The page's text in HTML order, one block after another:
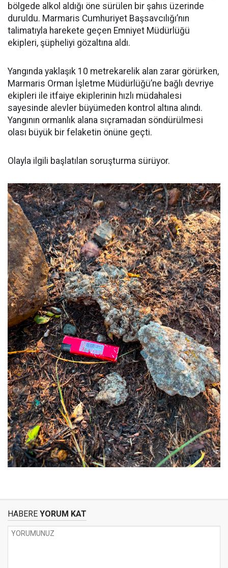
bölgede alkol aldığı öne sürülen bir şahıs üzerinde
duruldu. Marmaris Cumhuriyet Başsavcılığı’nın
talimatıyla harekete geçen Emniyet Müdürlüğü
ekipleri, şüpheliyi gözaltına aldı.
Yangında yaklaşık 10 metrekarelik alan zarar görürken,
Marmaris Orman İşletme Müdürlüğü’ne bağlı devriye
ekipleri ile itfaiye ekiplerinin hızlı müdahalesi
sayesinde alevler büyümeden kontrol altına alındı.
Yangının ormanlık alana sıçramadan söndürülmesi
olası büyük bir felaketin önüne geçti.
Olayla ilgili başlatılan soruşturma sürüyor.
HABERE YORUM KAT